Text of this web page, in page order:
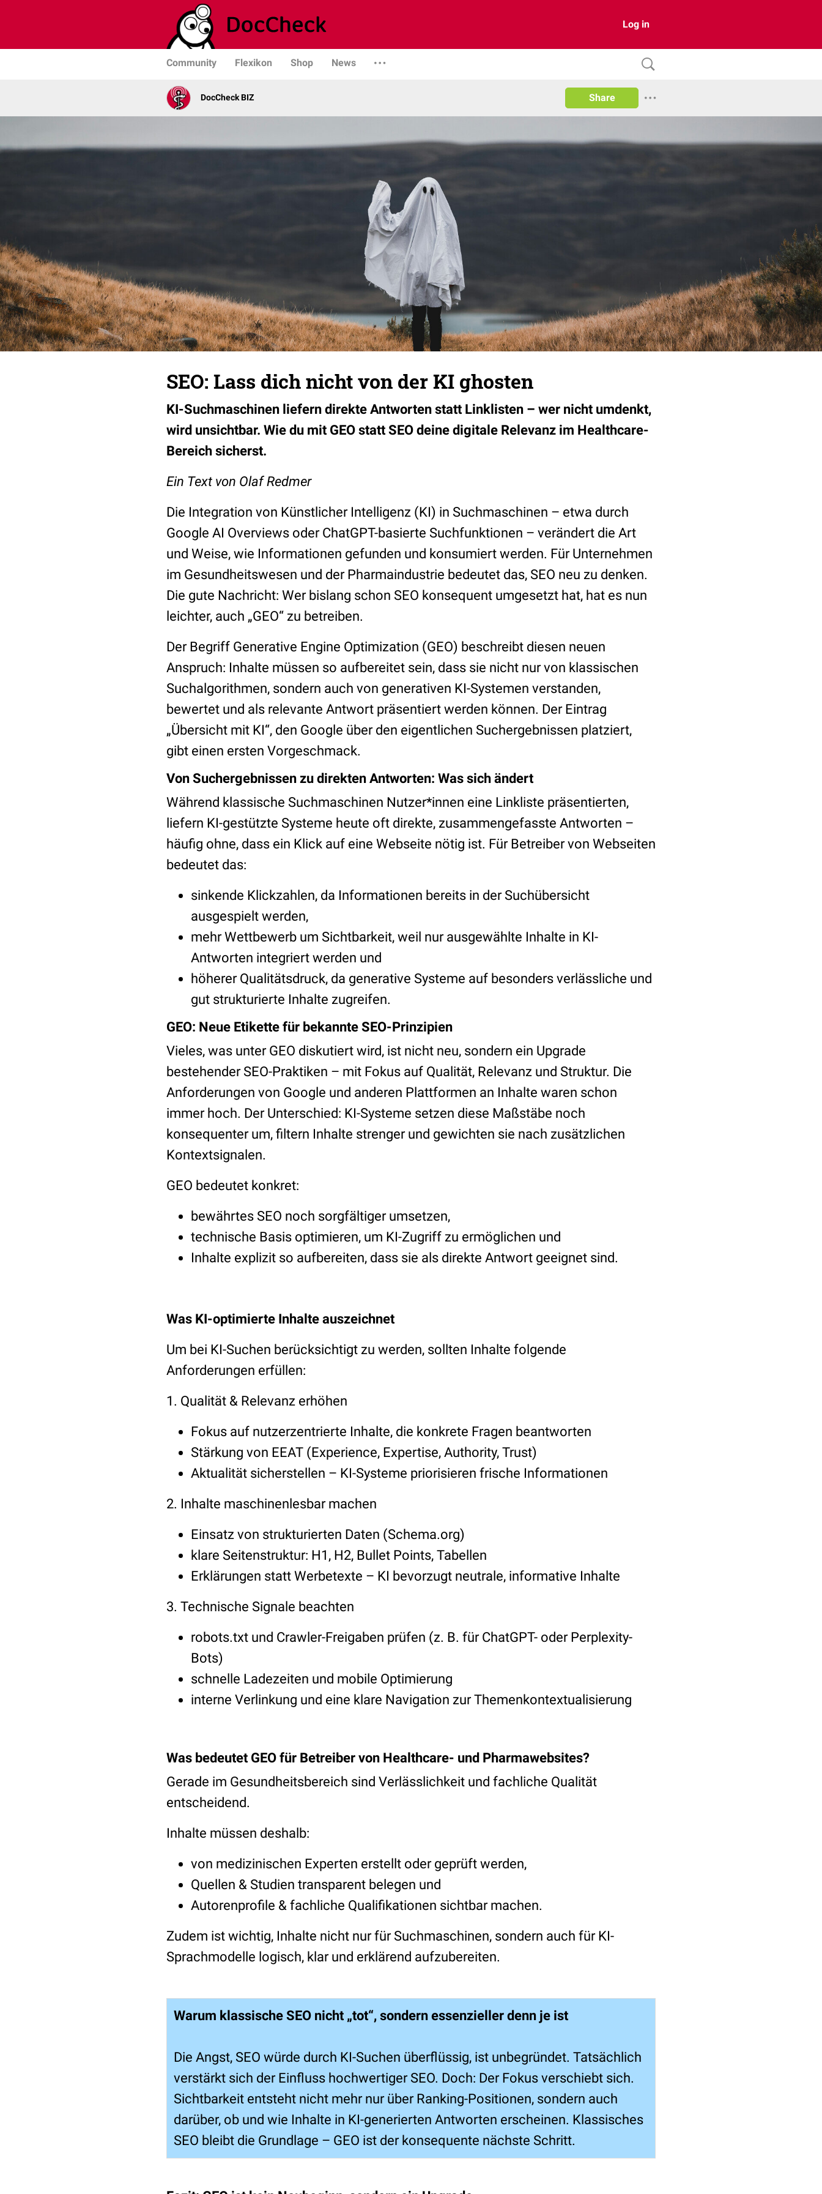
Log in
Community Flexikon Shop News
DocCheck BIZ Share
SEO: Lass dich nicht von der KI ghosten
KI-Suchmaschinen liefern direkte Antworten statt Linklisten – wer nicht umdenkt,
wird unsichtbar. Wie du mit GEO statt SEO deine digitale Relevanz im Healthcare-
Bereich sicherst.
Ein Text von Olaf Redmer
Die Integration von Künstlicher Intelligenz (KI) in Suchmaschinen – etwa durch
Google AI Overviews oder ChatGPT-basierte Suchfunktionen – verändert die Art
und Weise, wie Informationen gefunden und konsumiert werden. Für Unternehmen
im Gesundheitswesen und der Pharmaindustrie bedeutet das, SEO neu zu denken.
Die gute Nachricht: Wer bislang schon SEO konsequent umgesetzt hat, hat es nun
leichter, auch „GEO“ zu betreiben.
Der Begriff Generative Engine Optimization (GEO) beschreibt diesen neuen
Anspruch: Inhalte müssen so aufbereitet sein, dass sie nicht nur von klassischen
Suchalgorithmen, sondern auch von generativen KI-Systemen verstanden,
bewertet und als relevante Antwort präsentiert werden können. Der Eintrag
„Übersicht mit KI“, den Google über den eigentlichen Suchergebnissen platziert,
gibt einen ersten Vorgeschmack.
Von Suchergebnissen zu direkten Antworten: Was sich ändert
Während klassische Suchmaschinen Nutzer*innen eine Linkliste präsentierten,
liefern KI-gestützte Systeme heute oft direkte, zusammengefasste Antworten –
häufig ohne, dass ein Klick auf eine Webseite nötig ist. Für Betreiber von Webseiten
bedeutet das:
sinkende Klickzahlen, da Informationen bereits in der Suchübersicht
ausgespielt werden,
mehr Wettbewerb um Sichtbarkeit, weil nur ausgewählte Inhalte in KI-
Antworten integriert werden und
höherer Qualitätsdruck, da generative Systeme auf besonders verlässliche und
gut strukturierte Inhalte zugreifen.
GEO: Neue Etikette für bekannte SEO-Prinzipien
Vieles, was unter GEO diskutiert wird, ist nicht neu, sondern ein Upgrade
bestehender SEO-Praktiken – mit Fokus auf Qualität, Relevanz und Struktur. Die
Anforderungen von Google und anderen Plattformen an Inhalte waren schon
immer hoch. Der Unterschied: KI-Systeme setzen diese Maßstäbe noch
konsequenter um, filtern Inhalte strenger und gewichten sie nach zusätzlichen
Kontextsignalen.
GEO bedeutet konkret:
bewährtes SEO noch sorgfältiger umsetzen,
technische Basis optimieren, um KI-Zugriff zu ermöglichen und
Inhalte explizit so aufbereiten, dass sie als direkte Antwort geeignet sind.
Was KI-optimierte Inhalte auszeichnet
Um bei KI-Suchen berücksichtigt zu werden, sollten Inhalte folgende
Anforderungen erfüllen:
1. Qualität & Relevanz erhöhen
Fokus auf nutzerzentrierte Inhalte, die konkrete Fragen beantworten
Stärkung von EEAT (Experience, Expertise, Authority, Trust)
Aktualität sicherstellen – KI-Systeme priorisieren frische Informationen
2. Inhalte maschinenlesbar machen
Einsatz von strukturierten Daten (Schema.org)
klare Seitenstruktur: H1, H2, Bullet Points, Tabellen
Erklärungen statt Werbetexte – KI bevorzugt neutrale, informative Inhalte
3. Technische Signale beachten
robots.txt und Crawler-Freigaben prüfen (z. B. für ChatGPT- oder Perplexity-
Bots)
schnelle Ladezeiten und mobile Optimierung
interne Verlinkung und eine klare Navigation zur Themenkontextualisierung
Was bedeutet GEO für Betreiber von Healthcare- und Pharmawebsites?
Gerade im Gesundheitsbereich sind Verlässlichkeit und fachliche Qualität
entscheidend.
Inhalte müssen deshalb:
von medizinischen Experten erstellt oder geprüft werden,
Quellen & Studien transparent belegen und
Autorenprofile & fachliche Qualifikationen sichtbar machen.
Zudem ist wichtig, Inhalte nicht nur für Suchmaschinen, sondern auch für KI-
Sprachmodelle logisch, klar und erklärend aufzubereiten.
Warum klassische SEO nicht „tot“, sondern essenzieller denn je ist
Die Angst, SEO würde durch KI-Suchen überflüssig, ist unbegründet. Tatsächlich
verstärkt sich der Einfluss hochwertiger SEO. Doch: Der Fokus verschiebt sich.
Sichtbarkeit entsteht nicht mehr nur über Ranking-Positionen, sondern auch
darüber, ob und wie Inhalte in KI-generierten Antworten erscheinen. Klassisches
SEO bleibt die Grundlage – GEO ist der konsequente nächste Schritt.